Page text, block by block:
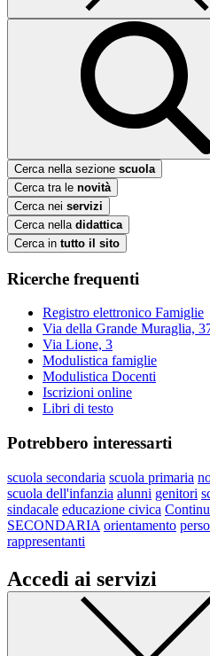
Cerca nella sezione scuola
Cerca tra le novità
Cerca nei servizi
Cerca nella didattica
Cerca in tutto il sito
Ricerche frequenti
Registro elettronico Famiglie
Via della Grande Muraglia,
Via Lione, 3
Modulistica famiglie
Modulistica Docenti
Iscrizioni online
Libri di testo
Potrebbero interessarti
scuola secondaria scuola primaria
scuola dell'infanzia alunni genitori
sindacale educazione civica
SECONDARIA orientamento
rappresentanti
Accedi ai servizi